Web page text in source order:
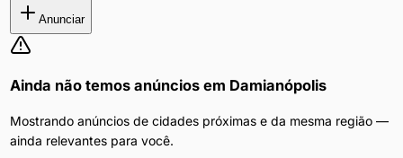
Anunciar
Ainda não temos anúncios em Damianópolis
Mostrando anúncios de cidades próximas e da mesma região —
ainda relevantes para você.